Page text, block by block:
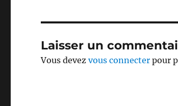
Laisser un
Vous devezvous connecter pour